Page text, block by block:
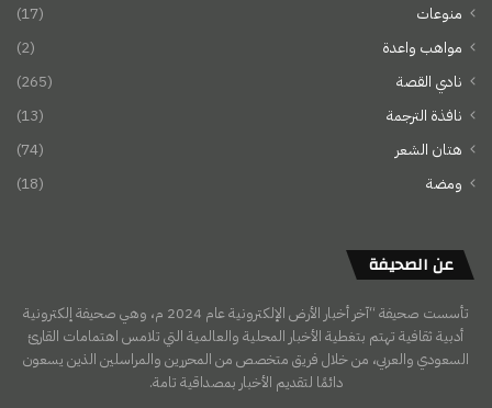
منوعات
(17)
مواهب واعدة
(2)
نادي القصة
(265)
نافذة الترجمة
(13)
هتان الشعر
(74)
ومضة
(18)
عن الصحيفة
تأسست صحيفة “آخر أخبار الأرض الإلكترونية عام 2024 م، وهي صحيفة إلكترونية
أدبية ثقافية تهتم بتغطية الأخبار المحلية والعالمية التي تلامس اهتمامات القارئ
السعودي والعربي، من خلال فريق متخصص من المحررين والمراسلين الذين يسعون
دائمًا لتقديم الأخبار بمصداقية تامة.